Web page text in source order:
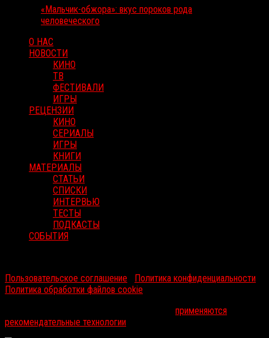
«Мальчик-обжора»: вкус пороков рода
человеческого
О НАС
НОВОСТИ
КИНО
ТВ
ФЕСТИВАЛИ
ИГРЫ
РЕЦЕНЗИИ
КИНО
СЕРИАЛЫ
ИГРЫ
КНИГИ
МАТЕРИАЛЫ
СТАТЬИ
СПИСКИ
ИНТЕРВЬЮ
ТЕСТЫ
ПОДКАСТЫ
СОБЫТИЯ
Пользовательское соглашение
Политика конфиденциальности
Политика обработки файлов cookie
применяются
рекомендательные технологии